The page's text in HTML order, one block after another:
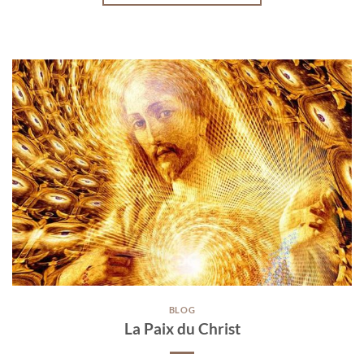
BLOG
La Paix du Christ